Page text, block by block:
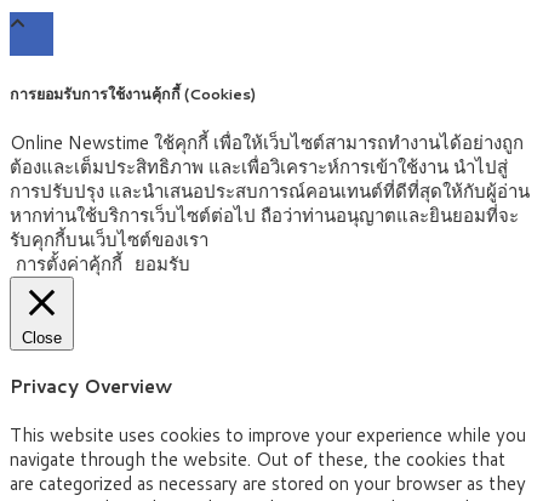
การยอมรับการใช้งานคุ้กกี้ (Cookies)
Online Newstime ใช้คุกกี้ เพื่อให้เว็บไซต์สามารถทำงานได้อย่างถูก
ต้องและเต็มประสิทธิภาพ และเพื่อวิเคราะห์การเข้าใช้งาน นำไปสู่
การปรับปรุง และนำเสนอประสบการณ์คอนเทนต์ที่ดีที่สุดให้กับผู้อ่าน
หากท่านใช้บริการเว็บไซต์ต่อไป ถือว่าท่านอนุญาตและยินยอมที่จะ
รับคุกกี้บนเว็บไซต์ของเรา
การตั้งค่าคุ้กกี้ ยอมรับ
Close
Privacy Overview
This website uses cookies to improve your experience while you
navigate through the website. Out of these, the cookies that
are categorized as necessary are stored on your browser as they